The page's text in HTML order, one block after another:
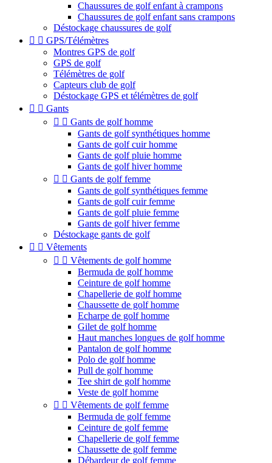
Chaussures de golf enfant à crampons
Chaussures de golf enfant sans crampons
Déstockage chaussures de golf
  GPS/Télémètres
Montres GPS de golf
GPS de golf
Télémètres de golf
Capteurs club de golf
Déstockage GPS et télémètres de golf
  Gants
  Gants de golf homme
Gants de golf synthétiques homme
Gants de golf cuir homme
Gants de golf pluie homme
Gants de golf hiver homme
  Gants de golf femme
Gants de golf synthétiques femme
Gants de golf cuir femme
Gants de golf pluie femme
Gants de golf hiver femme
Déstockage gants de golf
  Vêtements
  Vêtements de golf homme
Bermuda de golf homme
Ceinture de golf homme
Chapellerie de golf homme
Chaussette de golf homme
Echarpe de golf homme
Gilet de golf homme
Haut manches longues de golf homme
Pantalon de golf homme
Polo de golf homme
Pull de golf homme
Tee shirt de golf homme
Veste de golf homme
  Vêtements de golf femme
Bermuda de golf femme
Ceinture de golf femme
Chapellerie de golf femme
Chaussette de golf femme
Débardeur de golf femme